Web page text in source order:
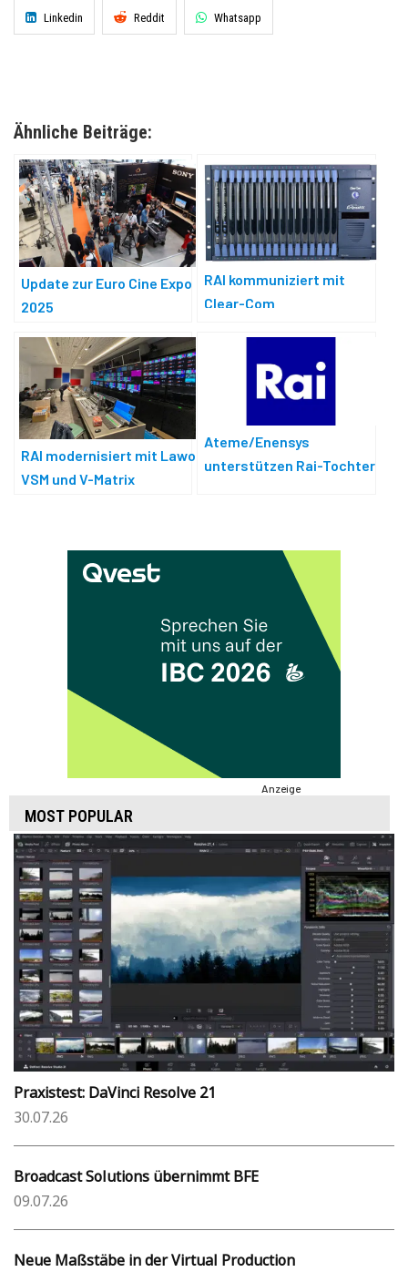
Linkedin Reddit Whatsapp
Ähnliche Beiträge:
Update zur Euro Cine Expo
2025
RAI kommuniziert mit
Clear-Com
RAI modernisiert mit Lawo
VSM und V-Matrix
Ateme/Enensys
unterstützen Rai-Tochter
Anzeige
MOST POPULAR
Praxistest: DaVinci Resolve 21
30.07.26
Broadcast Solutions übernimmt BFE
09.07.26
Neue Maßstäbe in der Virtual Production